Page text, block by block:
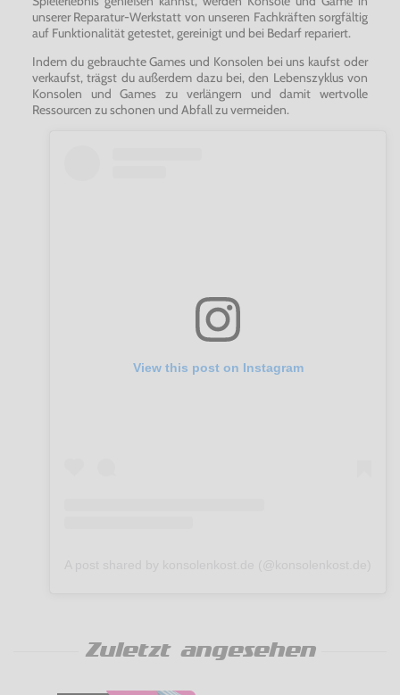
unserer Reparatur-Werkstatt von unseren Fachkräften sorgfältig
auf Funktionalität getestet, gereinigt und bei Bedarf repariert.
Indem du gebrauchte Games und Konsolen bei uns kaufst oder
verkaufst, trägst du außerdem dazu bei, den Lebenszyklus von
Konsolen und Games zu verlängern und damit wertvolle
Ressourcen zu schonen und Abfall zu vermeiden.
View this post on Instagram
Zuletzt angesehen